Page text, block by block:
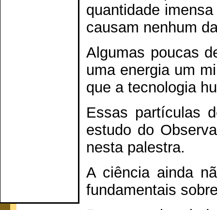
quantidade
causam nenhum
Algumas poucas
uma energia um
que a tecnologia
Essas partículas
estudo do
nesta palestra.
A ciência ainda
fundamentais